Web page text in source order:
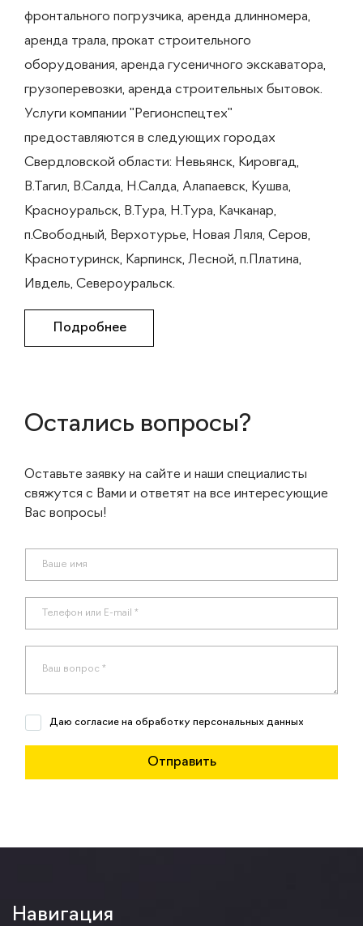
фронтального погрузчика, аренда длинномера,
аренда трала, прокат строительного
оборудования, аренда гусеничного экскаватора,
грузоперевозки, аренда строительных бытовок.
Услуги компании "Регионспецтех"
предоставляются в следующих городах
Свердловской области: Невьянск, Кировгад,
В.Тагил, В.Салда, Н.Салда, Алапаевск, Кушва,
Красноуральск, В.Тура, Н.Тура, Качканар,
п.Свободный, Верхотурье, Новая Ляля, Серов,
Краснотуринск, Карпинск, Лесной, п.Платина,
Ивдель, Североуральск.
Подробнее
Остались вопросы?
Оставьте заявку на сайте и наши специалисты
свяжутся с Вами и ответят на все интересующие
Вас вопросы!
Даю согласие на обработку персональных данных
Навигация